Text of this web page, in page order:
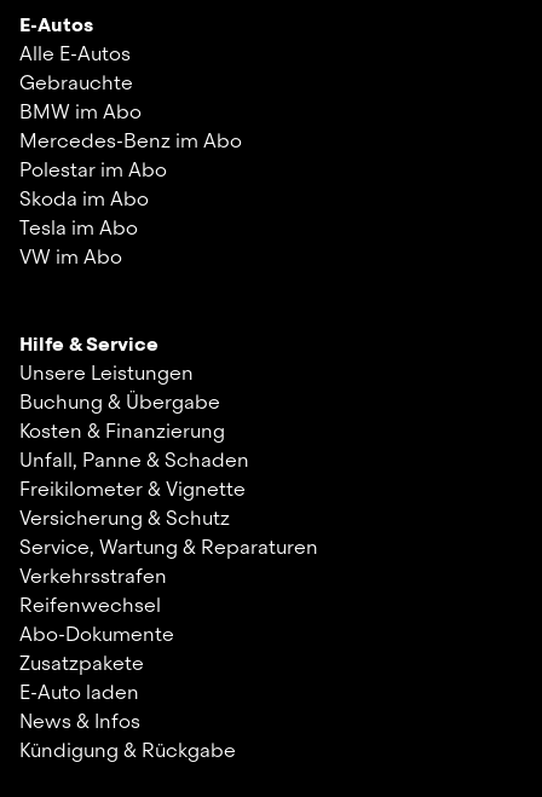
E-Autos
Alle E-Autos
Gebrauchte
BMW im Abo
Mercedes-Benz im Abo
Polestar im Abo
Skoda im Abo
Tesla im Abo
VW im Abo
Hilfe & Service
Unsere Leistungen
Buchung & Übergabe
Kosten & Finanzierung
Unfall, Panne & Schaden
Freikilometer & Vignette
Versicherung & Schutz
Service, Wartung & Reparaturen
Verkehrsstrafen
Reifenwechsel
Abo-Dokumente
Zusatzpakete
E-Auto laden
News & Infos
Kündigung & Rückgabe